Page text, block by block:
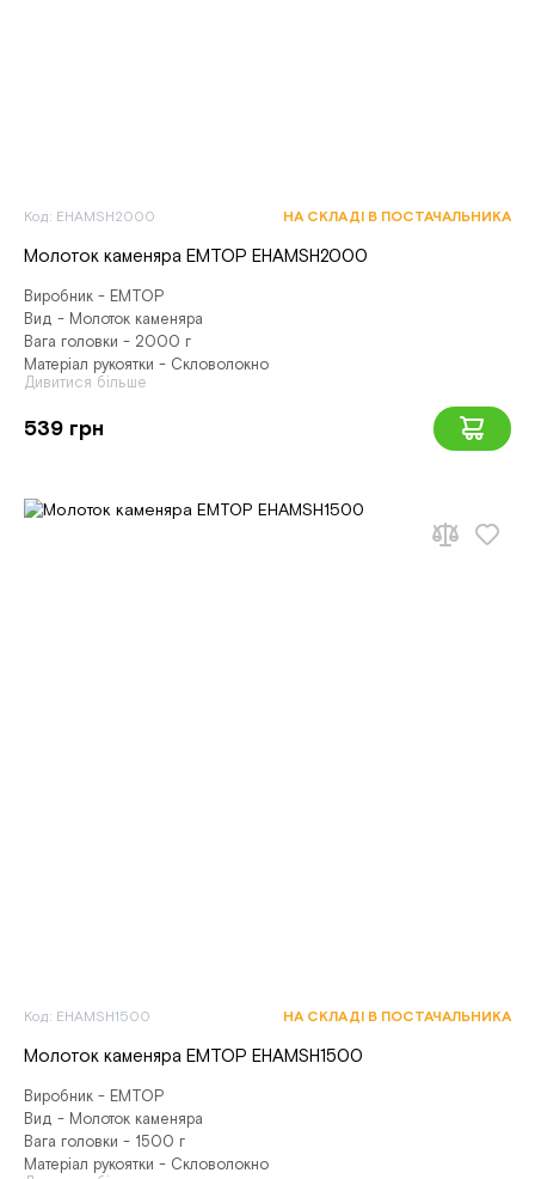
Код: EHAMSH2000 НА СКЛАДІ В ПОСТАЧАЛЬНИКА
Молоток каменяра EMTOP EHAMSH2000
Виробник - EMTOP
Вид - Молоток каменяра
Вага головки - 2000 г
Матеріал рукоятки - Скловолокно
Дивитися більше
539 грн
Код: EHAMSH1500 НА СКЛАДІ В ПОСТАЧАЛЬНИКА
Молоток каменяра EMTOP EHAMSH1500
Виробник - EMTOP
Вид - Молоток каменяра
Вага головки - 1500 г
Матеріал рукоятки - Скловолокно